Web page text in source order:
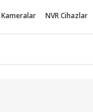
Kameralar NVR Cihazlar